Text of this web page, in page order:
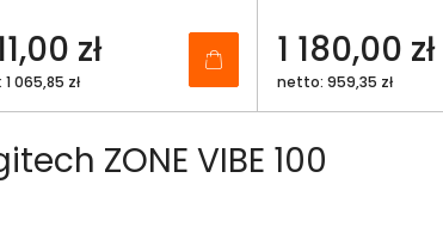
zł
065,85 zł
1 180,00 zł
netto: 959,35 zł
ZONE VIBE 100